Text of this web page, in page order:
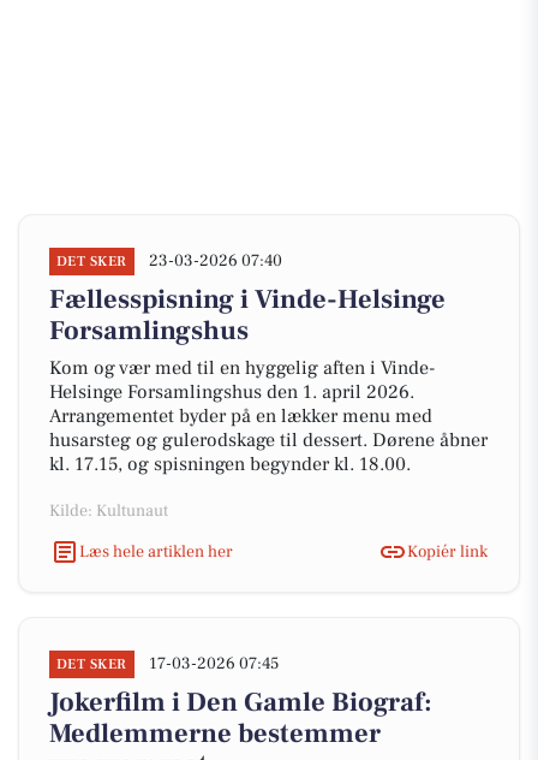
DET SKER 23-03-2026 07:40
Fællesspisning i Vinde-Helsinge
Forsamlingshus
Kom og vær med til en hyggelig aften i Vinde-
Helsinge Forsamlingshus den 1. april 2026.
Arrangementet byder på en lækker menu med
husarsteg og gulerodskage til dessert. Dørene åbner
kl. 17.15, og spisningen begynder kl. 18.00.
Kilde: Kultunaut
Læs hele artiklen her
Kopiér link
DET SKER 17-03-2026 07:45
Jokerfilm i Den Gamle Biograf:
Medlemmerne bestemmer